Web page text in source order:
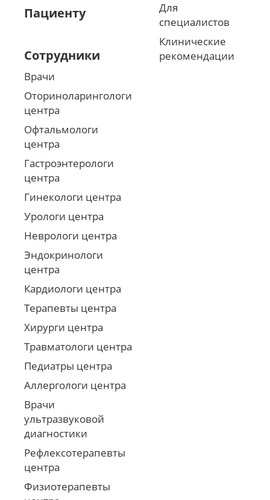
Пациенту
Сотрудники
Врачи
Оториноларингологи
центра
Офтальмологи
центра
Гастроэнтерологи
центра
Гинекологи центра
Урологи центра
Неврологи центра
Эндокринологи
центра
Кардиологи центра
Терапевты центра
Хирурги центра
Травматологи центра
Педиатры центра
Аллергологи центра
Врачи
ультразвуковой
диагностики
Рефлексотерапевты
центра
Физиотерапевты
Для
специалистов
Клинические
рекомендации